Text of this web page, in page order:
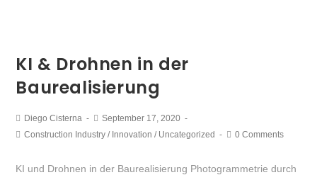
KI & Drohnen in der
Baurealisierung
Diego Cisterna
September 17, 2020
Construction Industry / Innovation / Uncategorized 0 Comments
KI und Drohnen in der Baurealisierung Photogrammetrie durch